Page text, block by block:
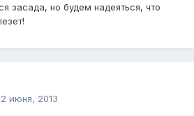
засада, но будем надеяться, что
июня, 2013